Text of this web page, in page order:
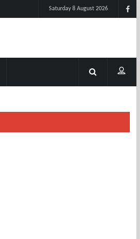
Saturday 8 August 2026